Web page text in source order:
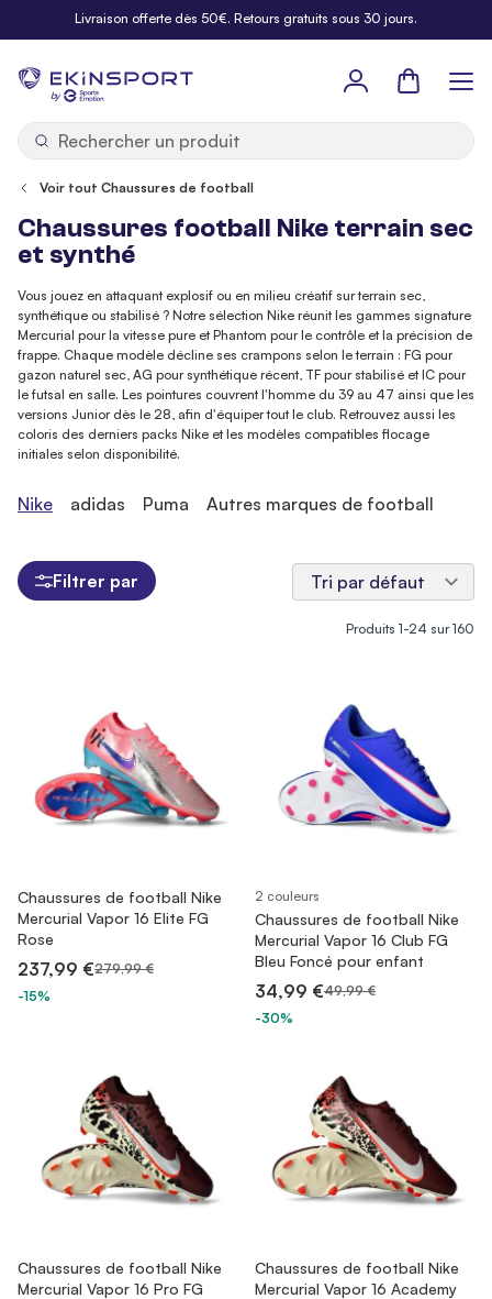
Allez au contenuLivraison offerte dès 50€. Retours gratuits sous 30 jours.
by
Panier
Voir tout Chaussures de football
Chaussures football Nike terrain sec
et synthé
Vous jouez en attaquant explosif ou en milieu créatif sur terrain sec,
synthétique ou stabilisé ? Notre sélection Nike réunit les gammes signature
Mercurial pour la vitesse pure et Phantom pour le contrôle et la précision de
frappe. Chaque modèle décline ses crampons selon le terrain : FG pour
gazon naturel sec, AG pour synthétique récent, TF pour stabilisé et IC pour
le futsal en salle. Les pointures couvrent l'homme du 39 au 47 ainsi que les
versions Junior dès le 28, afin d'équiper tout le club. Retrouvez aussi les
coloris des derniers packs Nike et les modèles compatibles flocage
initiales selon disponibilité.
Produits 1-24 sur160
Chaussures de football Nike
Mercurial Vapor 16 Elite FG
Rose
237,99 €279,99 €
-15%
2 couleurs
Chaussures de football Nike
Mercurial Vapor 16 Club FG
Bleu Foncé pour enfant
34,99 €49,99 €
-30%
Chaussures de football Nike
Mercurial Vapor 16 Pro FG
Chaussures de football Nike
Mercurial Vapor 16 Academy
Nike adidas Puma Autres marques de football
Filtrer par